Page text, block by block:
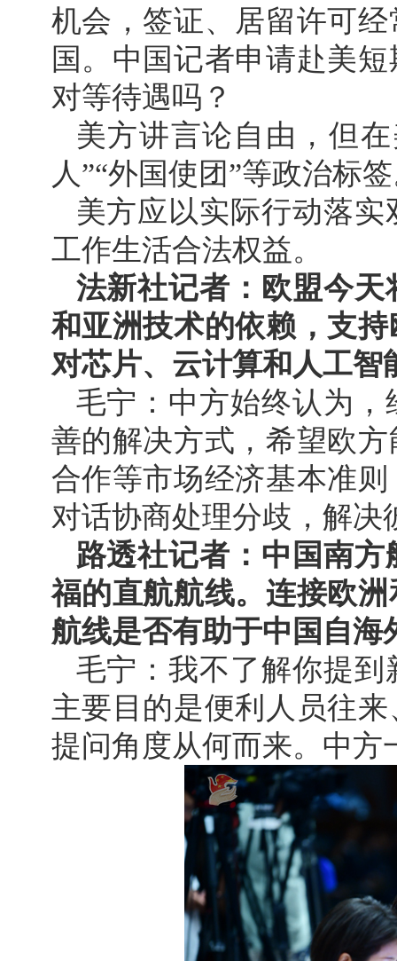
机会，签证、居留许可
国。中国记者申请赴美
对等待遇吗？
美方讲言论自由，但
人”“外国使团”等政治标
美方应以实际行动落
工作生活合法权益。
法新社记者：欧盟今
和亚洲技术的依赖，支
对芯片、云计算和人工智
毛宁：中方始终认为
善的解决方式，希望欧
合作等市场经济基本准
对话协商处理分歧，解决
路透社记者：中国南
福的直航航线。连接欧
航线是否有助于中国自海
毛宁：我不了解你提
主要目的是便利人员往
提问角度从何而来。中方